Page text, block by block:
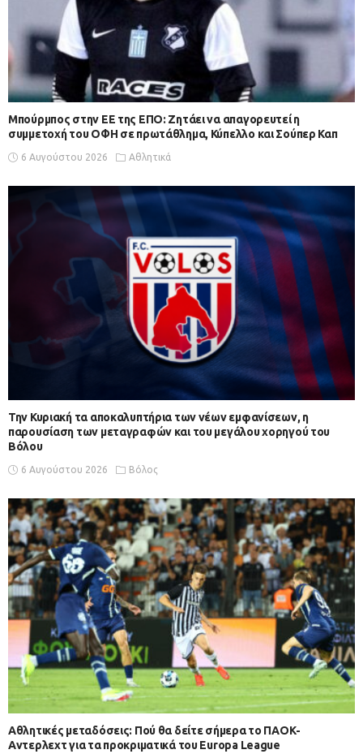
Μπούρμπος στην ΕΕ της ΕΠΟ: Ζητάει να απαγορευτεί η
συμμετοχή του ΟΦΗ σε πρωτάθλημα, Κύπελλο και Σούπερ Καπ
6 Αυγούστου 2026 Αθλητικά
Την Κυριακή τα αποκαλυπτήρια των νέων εμφανίσεων, η
παρουσίαση των μεταγραφών και του μεγάλου χορηγού του
Βόλου
6 Αυγούστου 2026 Βόλος
Αθλητικές μεταδόσεις: Πού θα δείτε σήμερα το ΠΑΟΚ-
Αντερλεχτ για τα προκριματικά του Europa League